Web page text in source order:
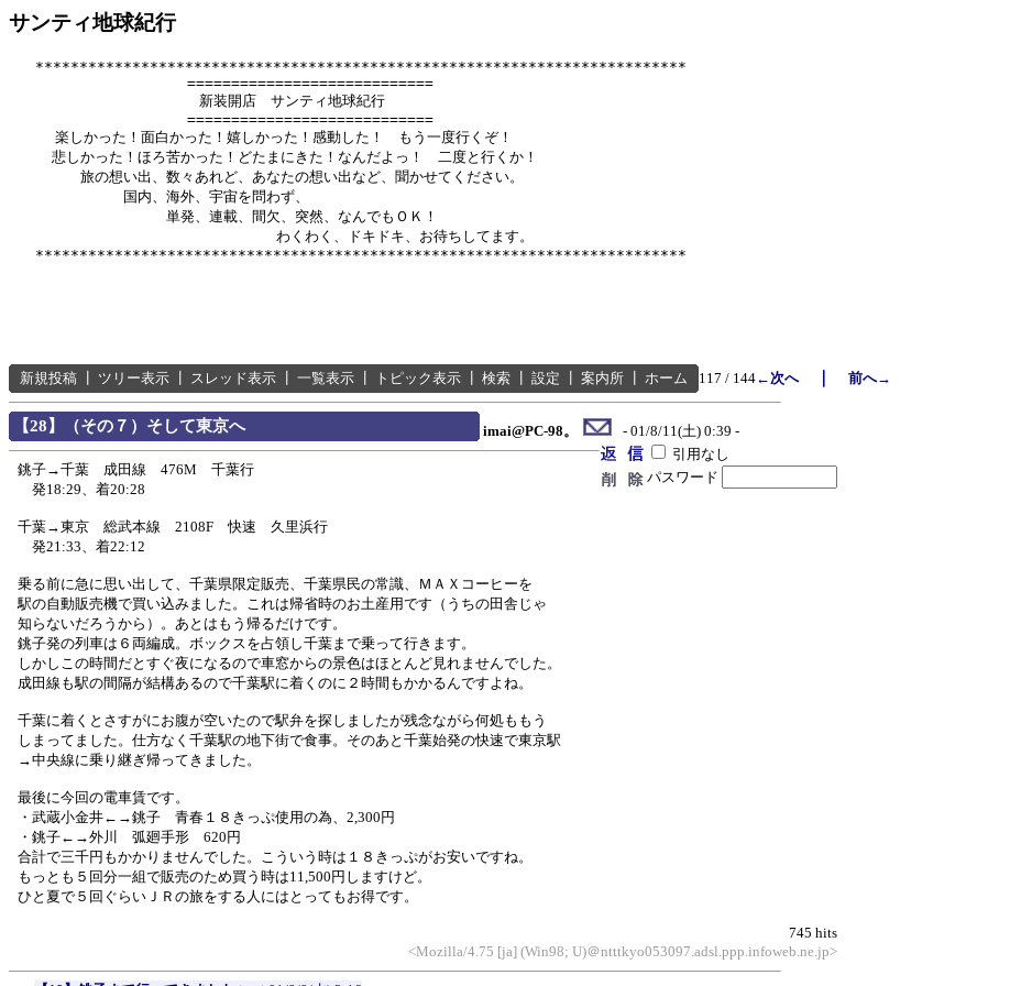
サンティ地球紀行
   **************************************************************************
          　　       ============================
              　      新装開店　サンティ地球紀行
          　　       ============================
楽しかった！面白かった！嬉しかった！感動した！　もう一度行くぞ！
悲しかった！ほろ苦かった！どたまにきた！なんだよっ！　二度と行くか！
旅の想い出、数々あれど、あなたの想い出など、聞かせてください。
国内、海外、宇宙を問わず、
単発、連載、間欠、突然、なんでもＯＫ！
わくわく、ドキドキ、お待ちしてます。
新規投稿 ツリー表示 スレッド表示 一覧表示 トピック表示 検索 設定 案内所 ホーム 117 / 144←次へ｜ 前へ→
【28】（その７）そして東京へ imai@PC-98。
- 01/8/11(土) 0:39 -
引用なし
パスワード
銚子→千葉 成田線 476M 千葉行
発18:29、着20:28
千葉→東京 総武本線 2108F 快速 久里浜行
発21:33、着22:12
乗る前に急に思い出して、千葉県限定販売、千葉県民の常識、ＭＡＸコーヒーを
駅の自動販売機で買い込みました。これは帰省時のお土産用です（うちの田舎じゃ
知らないだろうから）。あとはもう帰るだけです。
銚子発の列車は６両編成。ボックスを占領し千葉まで乗って行きます。
しかしこの時間だとすぐ夜になるので車窓からの景色はほとんど見れませんでした。
成田線も駅の間隔が結構あるので千葉駅に着くのに２時間もかかるんですよね。
千葉に着くとさすがにお腹が空いたので駅弁を探しましたが残念ながら何処ももう
しまってました。仕方なく千葉駅の地下街で食事。そのあと千葉始発の快速で東京駅
→中央線に乗り継ぎ帰ってきました。
最後に今回の電車賃です。
・武蔵小金井←→銚子 青春１８きっぷ使用の為、2,300円
・銚子←→外川 弧廻手形 620円
合計で三千円もかかりませんでした。こういう時は１８きっぷがお安いですね。
もっとも５回分一組で販売のため買う時は11,500円しますけど。
ひと夏で５回ぐらいＪＲの旅をする人にはとってもお得です。
745 hits
<Mozilla/4.75 [ja] (Win98; U)＠ntttkyo053097.adsl.ppp.infoweb.ne.jp>